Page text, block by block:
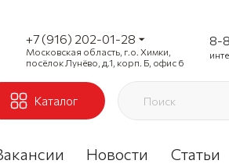
+7 (916) 202-01-28
Московская область, г.о. Химки,
посёлок Лунёво, д.1, корп. Б, офис 6
8-
Каталог
Новости Статьи